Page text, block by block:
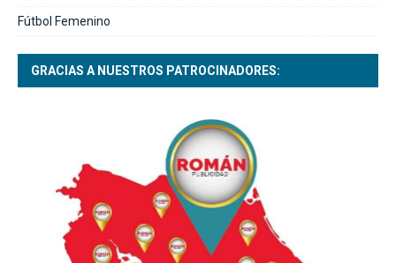
Fútbol Femenino
GRACIAS A NUESTROS PATROCINADORES: